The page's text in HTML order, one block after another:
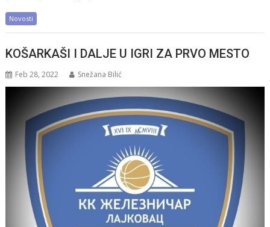
Novosti
KOŠARKAŠI I DALJE U IGRI ZA PRVO MESTO
Feb 28, 2022 Snežana Bilić